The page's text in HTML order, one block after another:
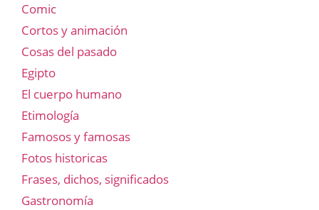
Comic
Cortos y animación
Cosas del pasado
Egipto
El cuerpo humano
Etimología
Famosos y famosas
Fotos historicas
Frases, dichos, significados
Gastronomía